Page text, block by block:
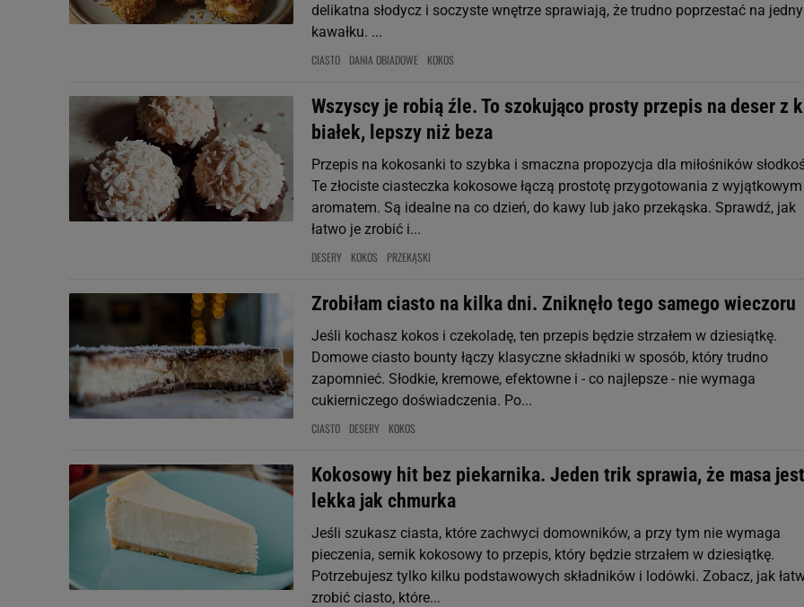
delikatna słodycz i soczyste wnętrze sprawiają, że trudno poprzestać na
kawałku. ...
CIASTO DANIA OBIADOWE KOKOS
Wszyscy je robią źle. To szokująco prosty przepis na deser z
białek, lepszy niż beza
Przepis na kokosanki to szybka i smaczna propozycja dla miłośników
Te złociste ciasteczka kokosowe łączą prostotę przygotowania z wyjątkowym
aromatem. Są idealne na co dzień, do kawy lub jako przekąska. Sprawdź, jak
łatwo je zrobić i...
DESERY KOKOS PRZEKĄSKI
Zrobiłam ciasto na kilka dni. Zniknęło tego samego wieczoru
Jeśli kochasz kokos i czekoladę, ten przepis będzie strzałem w dziesiątkę.
Domowe ciasto bounty łączy klasyczne składniki w sposób, który trudno
zapomnieć. Słodkie, kremowe, efektowne i - co najlepsze - nie wymaga
cukierniczego doświadczenia. Po...
CIASTO DESERY KOKOS
Kokosowy hit bez piekarnika. Jeden trik sprawia, że masa jest
lekka jak chmurka
Jeśli szukasz ciasta, które zachwyci domowników, a przy tym nie wymaga
pieczenia, sernik kokosowy to przepis, który będzie strzałem w dziesiątkę.
Potrzebujesz tylko kilku podstawowych składników i lodówki. Zobacz, jak
zrobić ciasto, które...